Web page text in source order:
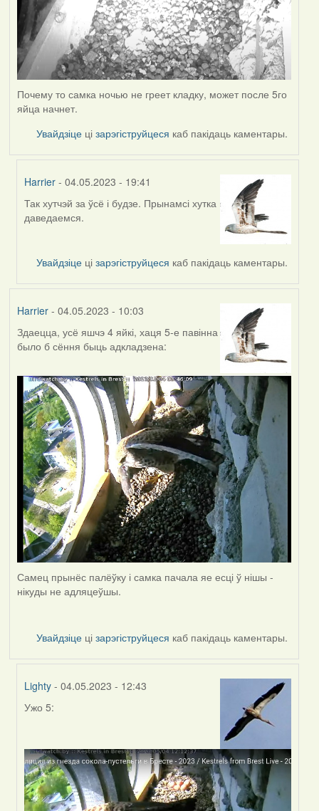
Почему то самка ночью не греет кладку, может после 5го
яйца начнет.
Увайдзіце цізарэгіструйцеся каб пакідаць каментары.
Harrier - 04.05.2023 - 19:41
In
reply
ZNR
Так хутчэй за ўсё і будзе. Прынамсі хутка
даведаемся.
Увайдзіце цізарэгіструйцеся каб пакідаць каментары.
Harrier- 04.05.2023 - 10:03
Здаецца, усё яшчэ 4 яйкі, хаця 5-е павінна
было б сёння быць адкладзена:
Самец прынёс палёўку і самка пачала яе есці ў нішы -
нікуды не адляцеўшы.
Увайдзіце цізарэгіструйцеся каб пакідаць каментары.
Lighty - 04.05.2023 - 12:43
In
by
Harrier
Ужо 5: